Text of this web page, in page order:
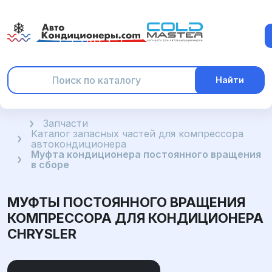
Найти
ГлавнаяЗапчасти
Каталог запасных частей для компрессора
автокондиционера
Муфта кондиционера постоянного вращения
в сборе
МУФТЫ ПОСТОЯННОГО ВРАЩЕНИЯ
КОМПРЕССОРА ДЛЯ КОНДИЦИОНЕРА
CHRYSLER